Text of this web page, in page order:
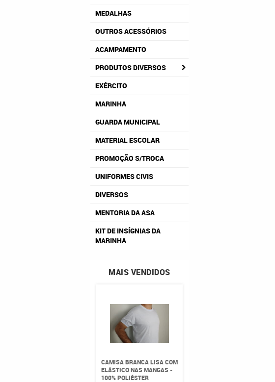
MEDALHAS
OUTROS ACESSÓRIOS
ACAMPAMENTO
PRODUTOS DIVERSOS
EXÉRCITO
MARINHA
GUARDA MUNICIPAL
MATERIAL ESCOLAR
PROMOÇÃO S/TROCA
UNIFORMES CIVIS
DIVERSOS
MENTORIA DA ASA
KIT DE INSÍGNIAS DA
MARINHA
MAIS VENDIDOS
CAMISA BRANCA LISA COM
ELÁSTICO NAS MANGAS -
100% POLIÉSTER